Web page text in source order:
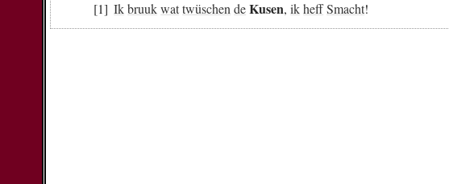
Ikbruukwattwüschen deKusen,ikheffSmacht!